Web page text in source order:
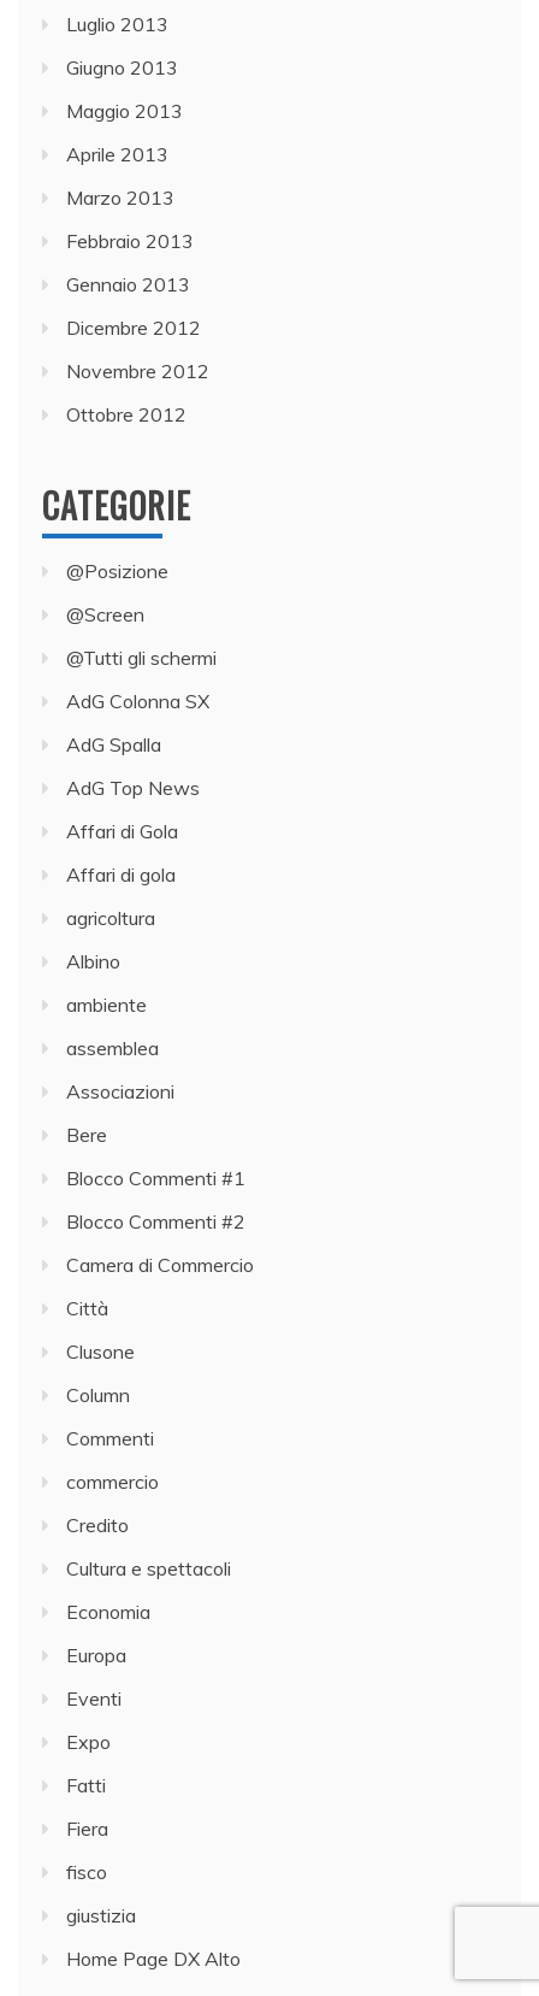
Luglio 2013
Giugno 2013
Maggio 2013
Aprile 2013
Marzo 2013
Febbraio 2013
Gennaio 2013
Dicembre 2012
Novembre 2012
Ottobre 2012
CATEGORIE
@Posizione
@Screen
@Tutti gli schermi
AdG Colonna SX
AdG Spalla
AdG Top News
Affari di Gola
Affari di gola
agricoltura
Albino
ambiente
assemblea
Associazioni
Bere
Blocco Commenti #1
Blocco Commenti #2
Camera di Commercio
Città
Clusone
Column
Commenti
commercio
Credito
Cultura e spettacoli
Economia
Europa
Eventi
Expo
Fatti
Fiera
fisco
giustizia
Home Page DX Alto